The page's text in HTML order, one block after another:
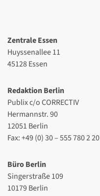
Zentrale Essen
Huyssenallee 11
45128 Essen
Redaktion Berlin
Publix c/o CORRECTIV
Hermannstr. 90
12051 Berlin
Fax: +49 (0) 30 – 555 780 2 20
Büro Berlin
Singerstraße 109
10179 Berlin